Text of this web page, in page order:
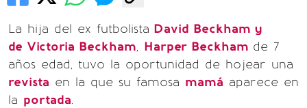
La hija del ex futbolista David Beckham y
de Victoria Beckham, Harper Beckham de 7
años edad, tuvo la oportunidad de hojear una
revista en la que su famosa mamá aparece en
la portada.